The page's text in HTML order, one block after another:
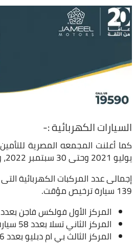
السيارات الكهربائية :-
يوليو 2021 وحتى 30 سبتمبر 2022، وجاء كالتالى :
139 سيارة ترخيص مؤقت.
المركز الأول فولكس فاجن بعدد 328 سيارة
المركز الثاني تسلا بعدد 58 سيارة
المركز الثالث بي ام دبليو بعدد 36 سيارة